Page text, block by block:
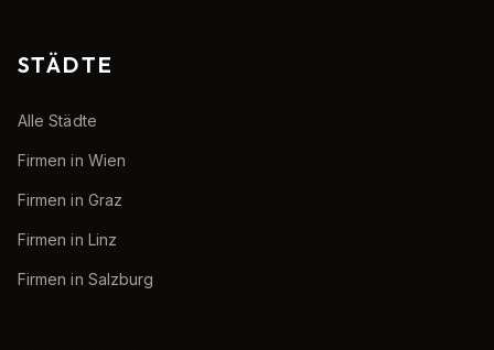
STÄDTE
Alle Städte
Firmen in Wien
Firmen in Graz
Firmen in Linz
Firmen in Salzburg